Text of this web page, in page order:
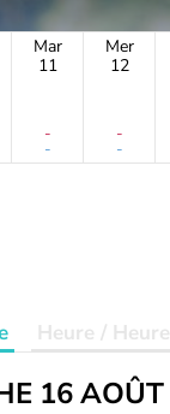
Mar
11
-
-
Mer
12
-
-
Heure / Heure
16 AOÛT